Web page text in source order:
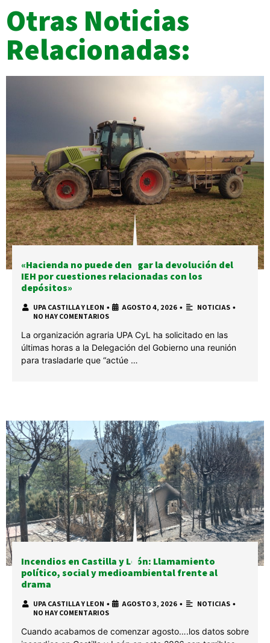
Otras Noticias
Relacionadas:
«Hacienda no puede denegar la devolución del
IEH por cuestiones relacionadas con los
depósitos»
UPA CASTILLA Y LEON • AGOSTO 4, 2026 • NOTICIAS •
NO HAY COMENTARIOS
La organización agraria UPA CyL ha solicitado en las
últimas horas a la Delegación del Gobierno una reunión
para trasladarle que “actúe …
Incendios en Castilla y León: Llamamiento
político, social y medioambiental frente al
drama
UPA CASTILLA Y LEON • AGOSTO 3, 2026 • NOTICIAS •
NO HAY COMENTARIOS
Cuando acabamos de comenzar agosto….los datos sobre